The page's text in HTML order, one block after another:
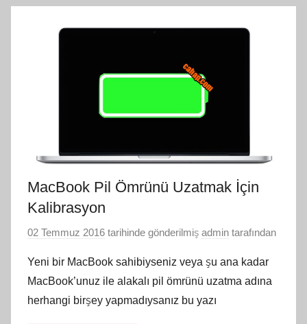
MacBook Pil Ömrünü Uzatmak İçin
Kalibrasyon
02 Temmuz 2016 tarihinde gönderilmiş admin tarafından
Yeni bir MacBook sahibiyseniz veya şu ana kadar
MacBook’unuz ile alakalı pil ömrünü uzatma adına
herhangi birşey yapmadıysanız bu yazı